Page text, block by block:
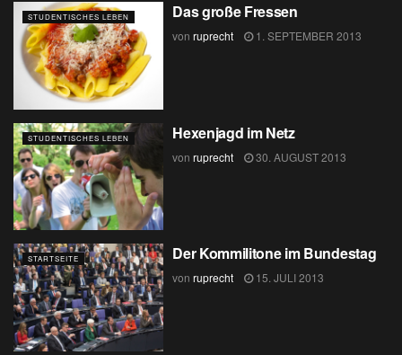
STUDENTISCHES LEBEN Das große Fressen
von ruprecht 1. SEPTEMBER 2013
STUDENTISCHES LEBEN Hexenjagd im Netz
von ruprecht 30. AUGUST 2013
STARTSEITE Der Kommilitone im Bundestag
von ruprecht 15. JULI 2013